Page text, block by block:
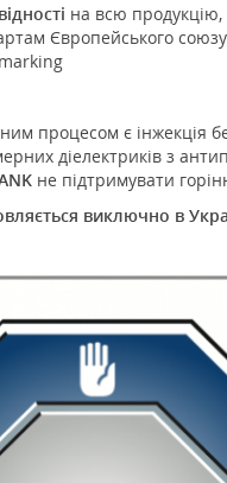
на всю продукцію,
Європейського
процесом є інжекція
діелектриків з
не підтримувати
виключно в